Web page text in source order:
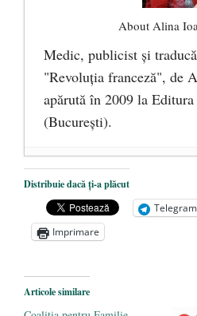
About Alina
Medic, publicist şi
"Revoluţia franceză", de
apărută în 2009 la
(Bucureşti).
Ceva despre pandemie
O carte despre
persoană ce trebuie
2019
împlinește 140 de ani
septembrie 2019
Distribuie dacă ți-a plăcut
Telegram
Imprimare
Articole similare